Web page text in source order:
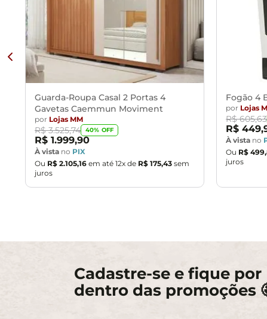
Guarda-Roupa Casal 2 Portas 4
Gavetas Caemmun Moviment
por Lojas MM
R$ 3.525,74 40% OFF
R$ 1.999,90
À vista no PIX
Ou R$ 2.105,16 em até 12x de R$ 175,43 sem
juros
Fogão 4
por Lojas
R$ 605,63
R$ 449,
À vista no
Ou R$ 499,
juros
Cadastre-se e fique por
dentro das promoções